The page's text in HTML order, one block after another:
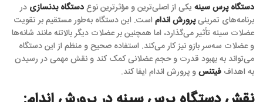
دستگاه پرس سینه یکی از اصلی‌ترین و مؤثرترین نوعدستگاه‌ بدنسازی در
برنامه‌های تمرینیپرورش اندام است. این دستگاه به‌طور مستقیم بر تقویت
عضلات سینه تأثیر می‌گذارد، اما همچنین بر عضلات دیگر بالاتنه مانند شانه‌ها
و عضلات سه‌سر بازو نیز کار می‌کند. استفاده صحیح و منظم از این دستگاه
می‌تواند به بهبود قدرت و حجم عضلانی کمک کند و نقش مهمی در رسیدن
به اهداف فیتنسو پرورش اندام ایفا کند.